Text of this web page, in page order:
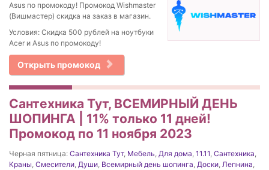
Asus по промокоду! Промокод Wishmaster
(Вишмастер) скидка на заказ в магазин.
Условия: Скидка 500 рублей на ноутбуки
Acer и Asus по промокоду!
Открыть промокод
Сантехника Тут, ВСЕМИРНЫЙ ДЕНЬ
ШОПИНГА | 11% только 11 дней!
Промокод по 11 ноября 2023
Черная пятница: Сантехника Тут, Мебель, Для дома, 11.11, Сантехника,
Краны, Смесители, Души, Всемирный день шопинга, Доски, Лепнина,